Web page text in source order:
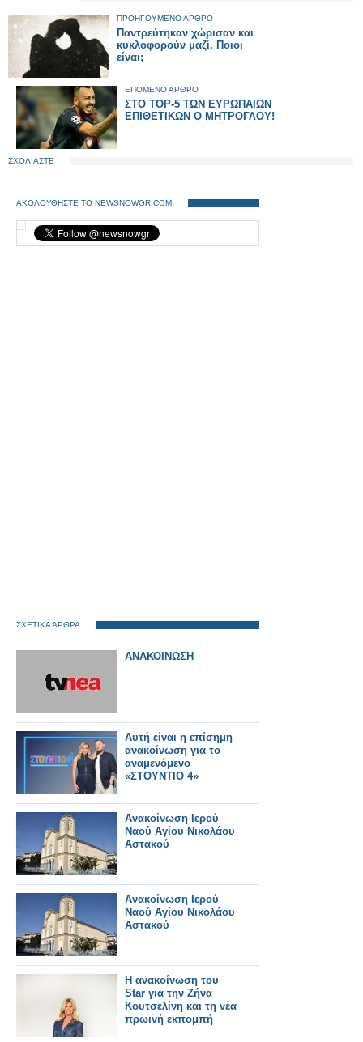
ΠΡΟΗΓΟΥΜΕΝΟ ΑΡΘΡΟ
Παντρεύτηκαν χώρισαν και
κυκλοφορούν μαζί. Ποιοι
είναι;
ΕΠΟΜΕΝΟ ΑΡΘΡΟ
ΣΤΟ ΤΟΡ-5 ΤΩΝ ΕΥΡΩΠΑΙΩΝ
ΕΠΙΘΕΤΙΚΩΝ Ο ΜΗΤΡΟΓΛΟΥ!
ΣΧΟΛΙΑΣΤΕ
ΑΚΟΛΟΥΘΗΣΤΕ ΤΟ NEWSNOWGR.COM
ΣΧΕΤΙΚΑ ΑΡΘΡΑ
ΑΝΑΚΟΙΝΩΣΗ
Αυτή είναι η επίσημη
ανακοίνωση για το
αναμενόμενο
«ΣΤΟΥΝΤΙΟ 4»
Ανακοίνωση Ιερού
Ναού Αγίου Νικολάου
Αστακού
Ανακοίνωση Ιερού
Ναού Αγίου Νικολάου
Αστακού
Η ανακοίνωση του
Star για την Ζήνα
Κουτσελίνη και τη νέα
πρωινή εκπομπή